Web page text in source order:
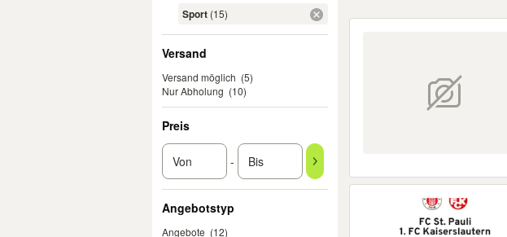
Sport (15)
Versand
Versand möglich (5)
Nur Abholung (10)
Preis
-
Angebotstyp
Angebote (12)